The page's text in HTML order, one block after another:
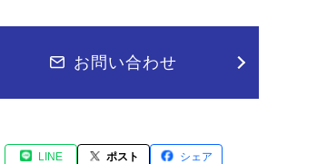
お問い合わせ
LINE ポスト シェア